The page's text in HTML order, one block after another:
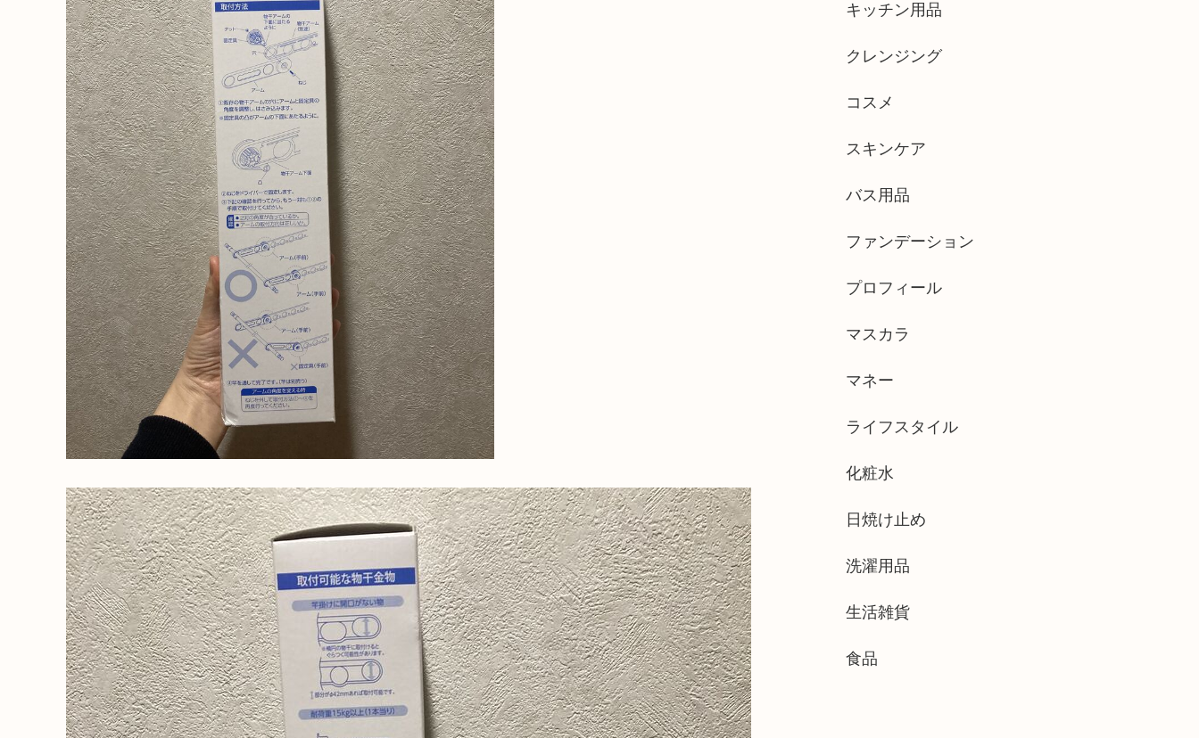
キッチン用品
クレンジング
コスメ
スキンケア
バス用品
ファンデーション
プロフィール
マスカラ
マネー
ライフスタイル
化粧水
日焼け止め
洗濯用品
生活雑貨
食品